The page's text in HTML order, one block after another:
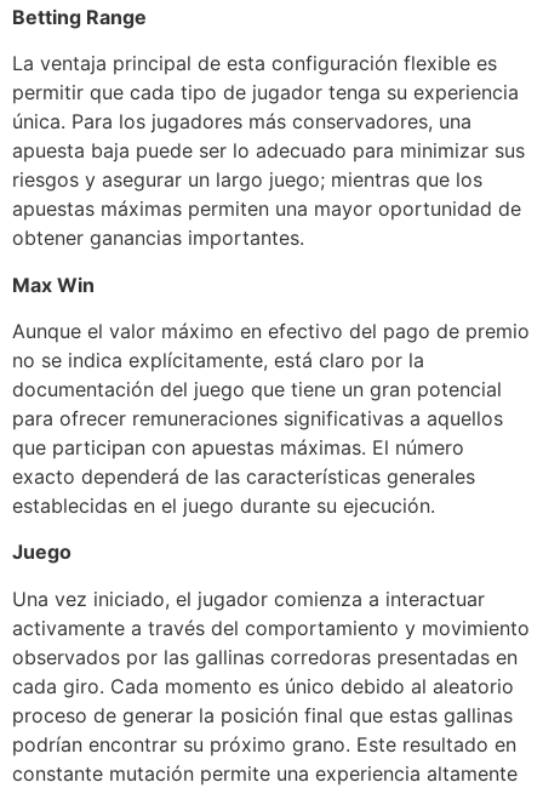
Betting Range
La ventaja principal de esta configuración flexible es
permitir que cada tipo de jugador tenga su experiencia
única. Para los jugadores más conservadores, una
apuesta baja puede ser lo adecuado para minimizar sus
riesgos y asegurar un largo juego; mientras que los
apuestas máximas permiten una mayor oportunidad de
obtener ganancias importantes.
Max Win
Aunque el valor máximo en efectivo del pago de premio
no se indica explícitamente, está claro por la
documentación del juego que tiene un gran potencial
para ofrecer remuneraciones significativas a aquellos
que participan con apuestas máximas. El número
exacto dependerá de las características generales
establecidas en el juego durante su ejecución.
Juego
Una vez iniciado, el jugador comienza a interactuar
activamente a través del comportamiento y movimiento
observados por las gallinas corredoras presentadas en
cada giro. Cada momento es único debido al aleatorio
proceso de generar la posición final que estas gallinas
podrían encontrar su próximo grano. Este resultado en
constante mutación permite una experiencia altamente